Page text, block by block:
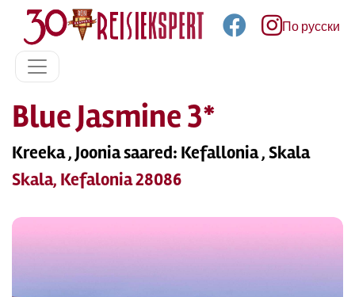
По русски
Blue Jasmine 3*
Kreeka , Joonia saared: Kefallonia , Skala
Skala, Kefalonia 28086